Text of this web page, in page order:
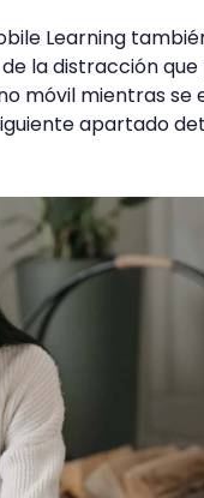
Learning
la distracción
móvil mientras se
apartado